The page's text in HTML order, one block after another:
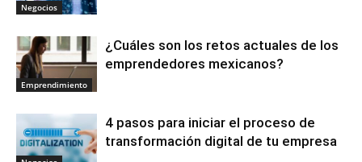
Negocios
Emprendimiento
¿Cuáles son los retos actuales de los
emprendedores mexicanos?
4 pasos para iniciar el proceso de
transformación digital de tu empresa